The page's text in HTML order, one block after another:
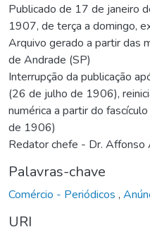
Publicado de 17 de janeiro
1907, de terça a domingo,
Arquivo gerado a partir das
de Andrade (SP)
Interrupção da publicação
(26 de julho de 1906),
numérica a partir do
de 1906)
Redator chefe - Dr. Affonso
Palavras-chave
Comércio - Periódicos ,
URI